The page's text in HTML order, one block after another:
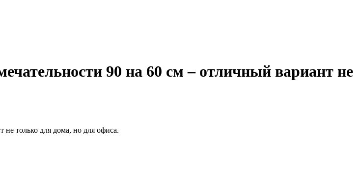
90 на 60 см – отличный вариант не
не только для дома, но для офиса.